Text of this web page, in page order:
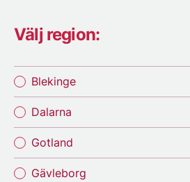
Välj region:
Blekinge
Dalarna
Gotland
Gävleborg